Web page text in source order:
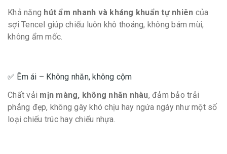
Khả năng hút ẩm nhanh và kháng khuẩn tự nhiên của
sợi Tencel giúp chiếu luôn khô thoáng, không bám mùi,
không ẩm mốc.
✅ Êm ái – Không nhăn, không cộm
Chất vải mịn màng, không nhăn nhàu, đảm bảo trải
phẳng đẹp, không gây khó chịu hay ngứa ngáy như một số
loại chiếu trúc hay chiếu nhựa.